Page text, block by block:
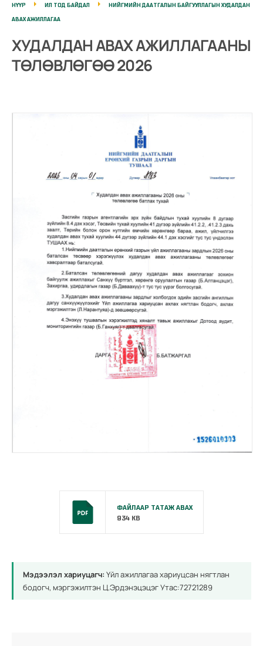
НҮҮР ИЛ ТОД БАЙДАЛ
НИЙГМИЙН ДААТГАЛЫН БАЙГУУЛЛАГЫН ХУДАЛДАН
АВАХ АЖИЛЛАГАА
ХУДАЛДАН АВАХ АЖИЛЛАГААНЫ
ТӨЛӨВЛӨГӨӨ 2026
ФАЙЛААР ТАТАЖ АВАХ
934 KB
Мэдээлэл хариуцагч: Үйл ажиллагаа хариуцсан нягтлан
бодогч, мэргэжилтэн Ц.Эрдэнэцэцэг Утас:72721289